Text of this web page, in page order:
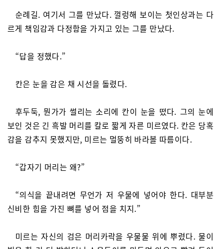
순례길. 여기서 그를 만났다. 껄렁해 보이는 첫인상과는 다
르게 책임감과 다정함을 가지고 있는 그를 만났다.
“답을 정했다.”
칸은 눈을 감은 채 시선을 돌렸다.
후두둑, 뭔가가 썰리는 소리에 칸이 눈을 떴다. 그의 눈에
보인 것은 긴 흑발 머리를 칼로 짧게 자른 미르였다. 칸은 당혹
감을 감추지 못했지만, 미르는 멀뚱히 바라볼 따름이다.
“갑자기 머리는 왜?”
“의식을 끝내려면 무언가 저 우물에 넣어야 한다. 대부분
신비한 힘을 가진 뼈를 넣어 점을 치지.”
미르는 자신의 검은 머리카락을 우물물 위에 뿌렸다. 물이